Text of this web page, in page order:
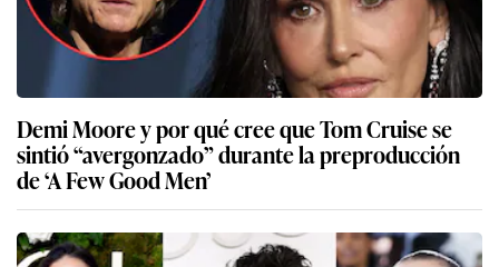
Demi Moore y por qué cree que Tom Cruise se
sintió “avergonzado” durante la preproducción
de ‘A Few Good Men’